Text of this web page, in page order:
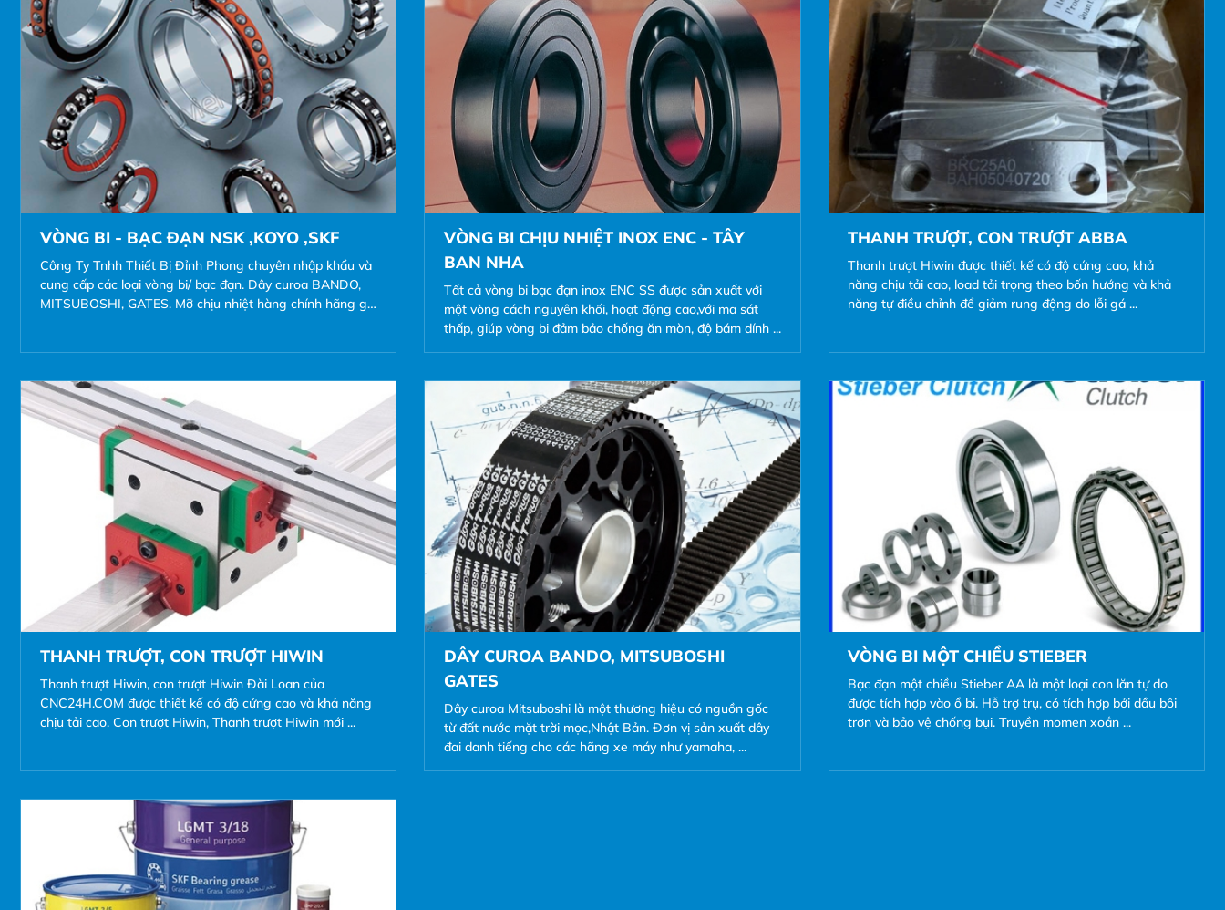
VÒNG BI - BẠC ĐẠN NSK ,KOYO ,SKF
Công Ty Tnhh Thiết Bị Đỉnh Phong chuyên nhập khẩu và
cung cấp các loại vòng bi/ bạc đạn. Dây curoa BANDO,
MITSUBOSHI, GATES. Mỡ chịu nhiệt hàng chính hãng giá
VÒNG BI CHỊU NHIỆT INOX ENC - TÂY
BAN NHA
Tất cả vòng bi bạc đạn inox ENC SS được sản xuất với
một vòng cách nguyên khối, hoạt động cao,với ma sát
thấp, giúp vòng bi đảm bảo chống ăn mòn, độ bám dính ...
THANH TRƯỢT, CON TRƯỢT ABBA
Thanh trượt Hiwin được thiết kế có độ cứng cao, khả
năng chịu tải cao, load tải trọng theo bốn hướng và khả
năng tự điều chỉnh để giảm rung động do lỗi gá ...
THANH TRƯỢT, CON TRƯỢT HIWIN
Thanh trượt Hiwin, con trượt Hiwin Đài Loan của
CNC24H.COM được thiết kế có độ cứng cao và khả năng
chịu tải cao. Con trượt Hiwin, Thanh trượt Hiwin mới ...
DÂY CUROA BANDO, MITSUBOSHI
GATES
Dây curoa Mitsuboshi là một thương hiệu có nguồn gốc
từ đất nước mặt trời mọc,Nhật Bản. Đơn vị sản xuất dây
đai danh tiếng cho các hãng xe máy như yamaha, ...
VÒNG BI MỘT CHIỀU STIEBER
Bạc đạn một chiều Stieber AA là một loại con lăn tự do
được tích hợp vào ổ bi. Hỗ trợ trụ, có tích hợp bởi dầu bôi
trơn và bảo vệ chống bụi. Truyền momen xoắn ...